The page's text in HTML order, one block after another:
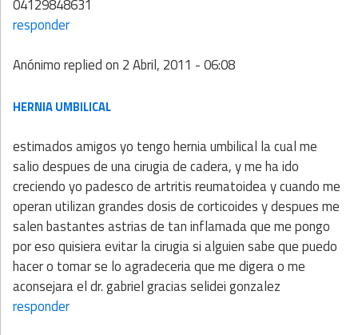
04129848631
responder
Anónimoreplied on 2 Abril, 2011 - 06:08
HERNIA UMBILICAL
estimados amigos yo tengo hernia umbilical la cual me
salio despues de una cirugia de cadera, y me ha ido
creciendo yo padesco de artritis reumatoidea y cuando me
operan utilizan grandes dosis de corticoides y despues me
salen bastantes astrias de tan inflamada que me pongo
por eso quisiera evitar la cirugia si alguien sabe que puedo
hacer o tomar se lo agradeceria que me digera o me
aconsejara el dr. gabriel gracias selidei gonzalez
responder